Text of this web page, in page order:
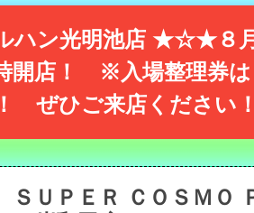
ン光明池店 ★☆★８月
開店！ ※入場整理券は
ぜひご来店ください
ＳＵＰＥＲ ＣＯＳＭＯ